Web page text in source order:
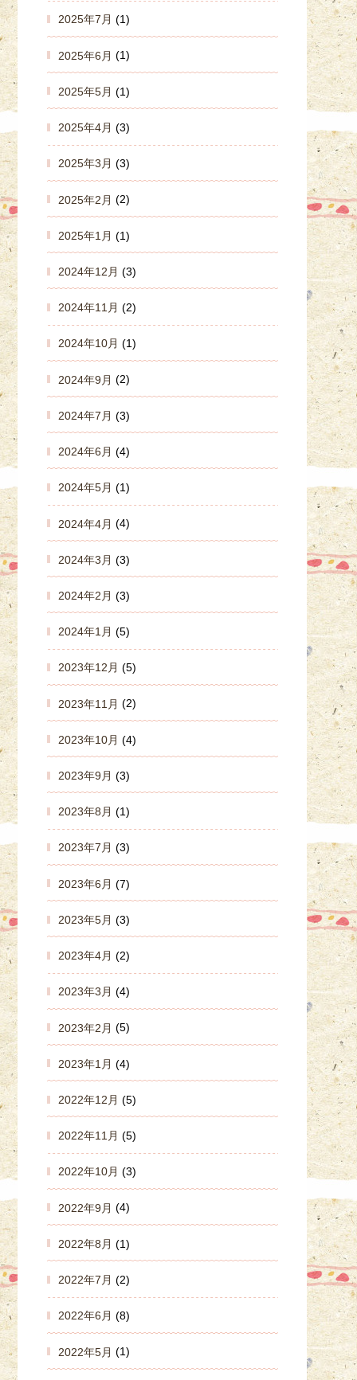
2025年7月 (1)
2025年6月 (1)
2025年5月 (1)
2025年4月 (3)
2025年3月 (3)
2025年2月 (2)
2025年1月 (1)
2024年12月 (3)
2024年11月 (2)
2024年10月 (1)
2024年9月 (2)
2024年7月 (3)
2024年6月 (4)
2024年5月 (1)
2024年4月 (4)
2024年3月 (3)
2024年2月 (3)
2024年1月 (5)
2023年12月 (5)
2023年11月 (2)
2023年10月 (4)
2023年9月 (3)
2023年8月 (1)
2023年7月 (3)
2023年6月 (7)
2023年5月 (3)
2023年4月 (2)
2023年3月 (4)
2023年2月 (5)
2023年1月 (4)
2022年12月 (5)
2022年11月 (5)
2022年10月 (3)
2022年9月 (4)
2022年8月 (1)
2022年7月 (2)
2022年6月 (8)
2022年5月 (1)